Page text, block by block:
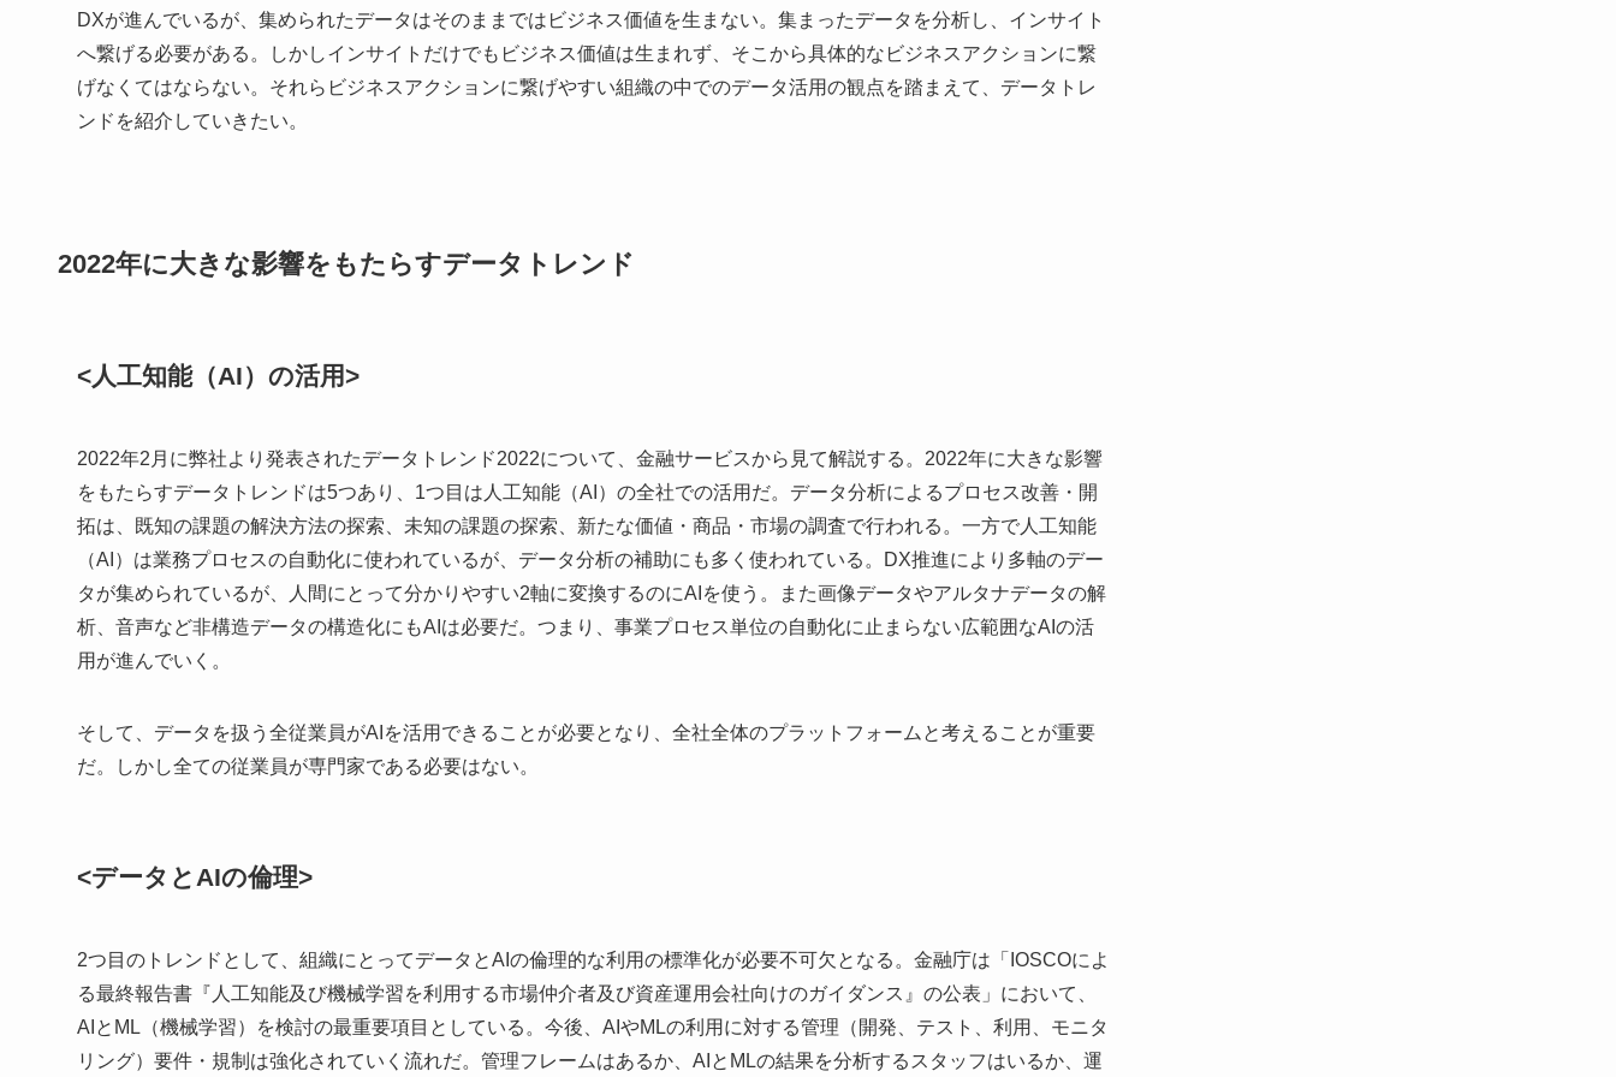
DXが進んでいるが、集められたデータはそのままではビジネス価値を生まない。集まったデータを分析し、インサイト
へ繋げる必要がある。しかしインサイトだけでもビジネス価値は生まれず、そこから具体的なビジネスアクションに繋
げなくてはならない。それらビジネスアクションに繋げやすい組織の中でのデータ活用の観点を踏まえて、データトレ
ンドを紹介していきたい。
2022年に大きな影響をもたらすデータトレンド
<人工知能（AI）の活用>
2022年2月に弊社より発表されたデータトレンド2022について、金融サービスから見て解説する。2022年に大きな影響
をもたらすデータトレンドは5つあり、1つ目は人工知能（AI）の全社での活用だ。データ分析によるプロセス改善・開
拓は、既知の課題の解決方法の探索、未知の課題の探索、新たな価値・商品・市場の調査で行われる。一方で人工知能
（AI）は業務プロセスの自動化に使われているが、データ分析の補助にも多く使われている。DX推進により多軸のデー
タが集められているが、人間にとって分かりやすい2軸に変換するのにAIを使う。また画像データやアルタナデータの解
析、音声など非構造データの構造化にもAIは必要だ。つまり、事業プロセス単位の自動化に止まらない広範囲なAIの活
用が進んでいく。
そして、データを扱う全従業員がAIを活用できることが必要となり、全社全体のプラットフォームと考えることが重要
だ。しかし全ての従業員が専門家である必要はない。
<データとAIの倫理>
2つ目のトレンドとして、組織にとってデータとAIの倫理的な利用の標準化が必要不可欠となる。金融庁は「IOSCOによ
る最終報告書『人工知能及び機械学習を利用する市場仲介者及び資産運用会社向けのガイダンス』の公表」において、
AIとML（機械学習）を検討の最重要項目としている。今後、AIやMLの利用に対する管理（開発、テスト、利用、モニタ
リング）要件・規制は強化されていく流れだ。管理フレームはあるか、AIとMLの結果を分析するスタッフはいるか、運